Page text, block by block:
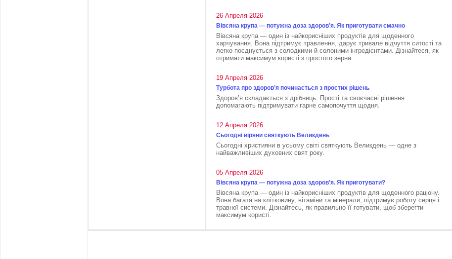
26 Апреля 2026
Вівсяна крупа — потужна доза здоров’я. Як приготувати смачно
Вівсяна крупа — один із найкорисніших продуктів для щоденного
харчування. Вона підтримує травлення, дарує тривале відчуття ситості та
легко поєднується з солодкими й солоними інгредієнтами. Дізнайтеся, як
отримати максимум користі з простого зерна.
19 Апреля 2026
Турбота про здоров’я починається з простих рішень
Здоров’я складається з дрібниць. Прості та своєчасні рішення
допомагають підтримувати гарне самопочуття щодня.
12 Апреля 2026
Сьогодні віряни святкують Великдень
Сьогодні християни в усьому світі святкують Великдень — одне з
найважливіших духовних свят року.
05 Апреля 2026
Вівсяна крупа — потужна доза здоров’я. Як приготувати?
Вівсяна крупа — один із найкорисніших продуктів для щоденного раціону.
Вона багата на клітковину, вітаміни та мінерали, підтримує роботу серця і
травної системи. Дізнайтесь, як правильно її готувати, щоб зберегти
максимум користі.